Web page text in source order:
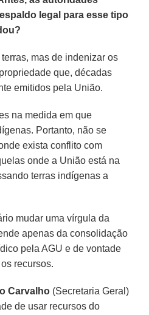
legal para esse tipo
mas de indenizar os
que, décadas
emitidos pela União.
na medida em que
Portanto, não se
exista conflito com
onde a União está na
terras indígenas a
mudar uma vírgula da
apenas da consolidação
pela AGU e de vontade
recursos.
Carvalho (Secretaria Geral)
de usar recursos do